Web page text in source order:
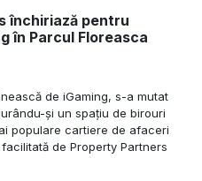
închiriază pentru
în Parcul Floreasca
de iGaming, s-a mutat
și un spațiu de birouri
populare cartiere de afaceri
de Property Partners